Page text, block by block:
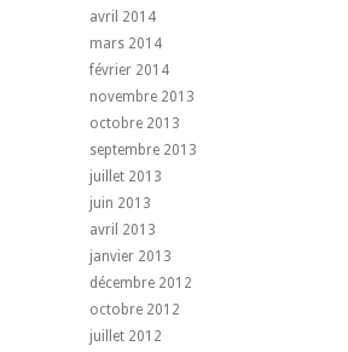
avril 2014
mars 2014
février 2014
novembre 2013
octobre 2013
septembre 2013
juillet 2013
juin 2013
avril 2013
janvier 2013
décembre 2012
octobre 2012
juillet 2012